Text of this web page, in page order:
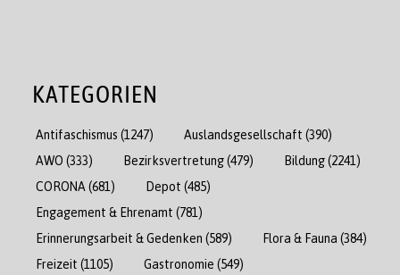
KATEGORIEN
Antifaschismus (1247) Auslandsgesellschaft (390)
AWO (333) Bezirksvertretung(479) Bildung(2241)
CORONA (681) Depot (485)
Engagement & Ehrenamt (781)
Erinnerungsarbeit & Gedenken (589) Flora & Fauna (384)
Freizeit (1105) Gastronomie (549)